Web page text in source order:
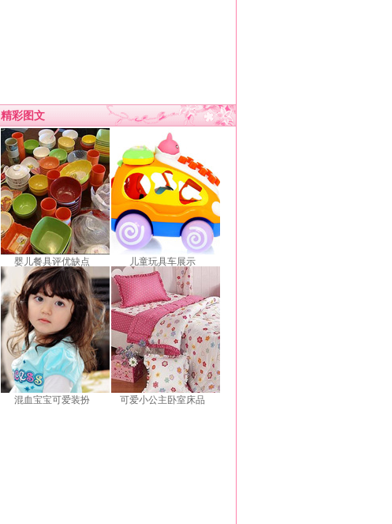
精彩图文
婴儿餐具评优缺点 儿童玩具车展示
混血宝宝可爱装扮 可爱小公主卧室床品